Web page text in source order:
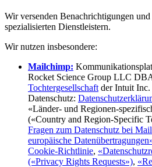
Wir versenden Benach­richti­gungen
spezialisierten Dienst­leistern.
Wir nutzen insbesondere:
Mailchimp:
Rocket Science Group LLC
Tochtergesellschaft der Intuit
Datenschutz:
«Länder- und Regionen-
(«Country and Region-Specific
Fragen zum Datenschutz bei
europäische
Cookie-Richtlinie,
(«Privacy Rights Requests»),